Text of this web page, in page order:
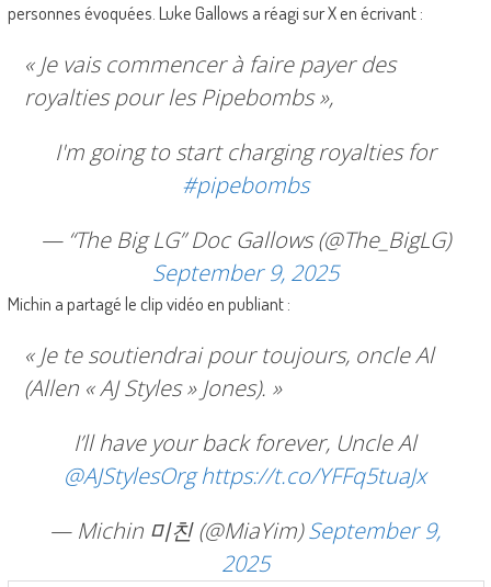
personnes évoquées. Luke Gallows a réagi sur X en écrivant :
« Je vais commencer à faire payer des
royalties pour les Pipebombs »,
I'm going to start charging royalties for
#pipebombs
— “The Big LG” Doc Gallows (@The_BigLG)
September 9, 2025
Michin a partagé le clip vidéo en publiant :
« Je te soutiendrai pour toujours, oncle Al
(Allen « AJ Styles » Jones). »
I’ll have your back forever, Uncle Al
@AJStylesOrg https://t.co/YFFq5tuaJx
— Michin 미친 (@MiaYim)September 9,
2025